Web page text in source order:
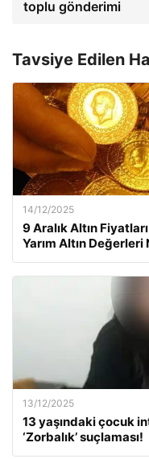
toplu gönderimi
Tavsiye Edilen
14/12/2025
9 Aralık Altın
Yarım Altın Değerleri
13/12/2025
13 yaşındaki çocuk
‘Zorbalık’ suçlaması!